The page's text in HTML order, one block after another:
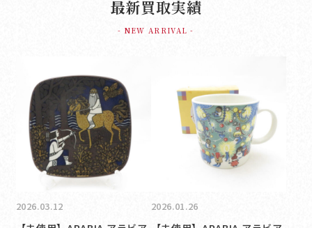
最新買取実績
- NEW ARRIVAL -
2026.03.12 2026.01.26